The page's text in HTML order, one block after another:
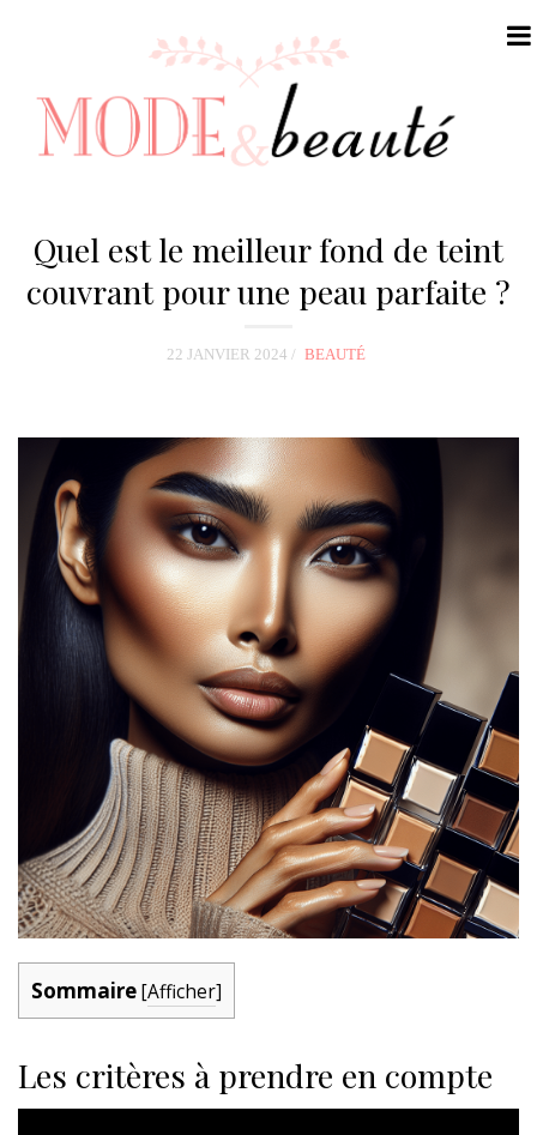
i
Quel est le meilleur fond de teint
couvrant pour une peau parfaite ?
22 JANVIER 2024 BEAUTÉ
Sommaire[Afficher]
Les critères à prendre en compte